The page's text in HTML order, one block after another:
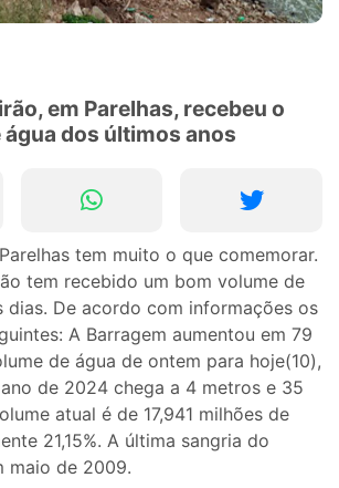
em Parelhas, recebeu o
dos últimos anos
tem muito o que comemorar.
tem recebido um bom volume de
dias. De acordo com informações os
A Barragem aumentou em 79
de água de ontem para hoje(10),
de 2024 chega a 4 metros e 35
atual é de 17,941 milhões de
21,15%. A última sangria do
maio de 2009.